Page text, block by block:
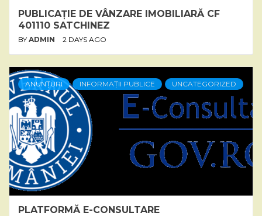
PUBLICAȚIE DE VÂNZARE IMOBILIARĂ CF
401110 SATCHINEZ
BY ADMIN 2 DAYS AGO
ANUNȚURI INFORMAȚII PUBLICE UNCATEGORIZED
PLATFORMĂ E-CONSULTARE